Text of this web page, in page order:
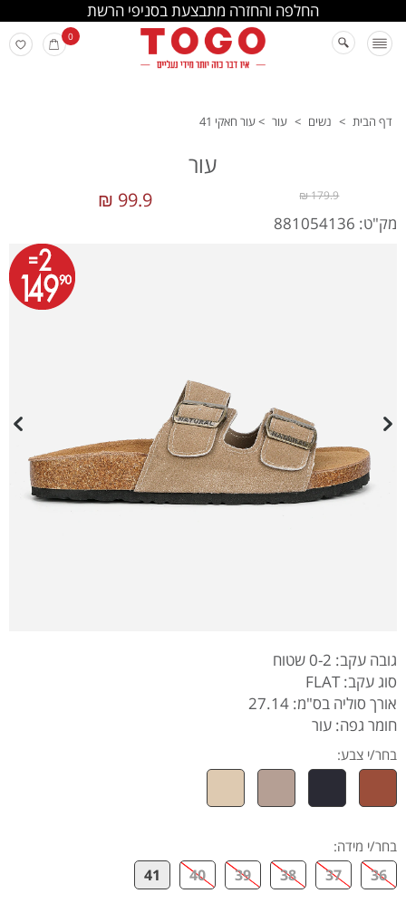
החלפה והחזרה מתבצעת בסניפי הרשת
0
דף הבית > נשים > עור >עור חאקי 41
עור
99.9 ₪ 179.9 ₪
מק"ט: 881054136
גובה עקב: 0-2 שטוח
סוג עקב: FLAT
אורך סוליה בס"מ: 27.14
חומר גפה: עור
בחר/י צבע:
בחר/י מידה:
36
37
38
39
40
41